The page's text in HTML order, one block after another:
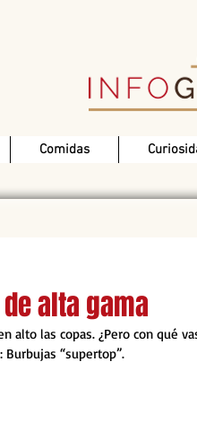
Comidas
alta gama
alto las copas. ¿Pero con qué
“supertop”.